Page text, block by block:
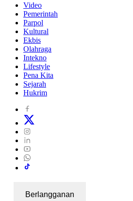
Video
Pemerintah
Parpol
Kultural
Ekbis
Olahraga
Intekno
Lifestyle
Pena Kita
Sejarah
Hukrim
Berlangganan